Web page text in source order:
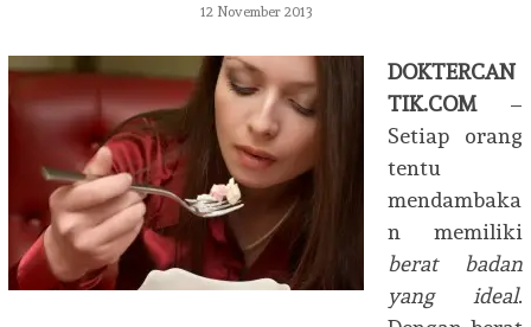
12 November 2013
DOKTERCAN
TIK.COM–
Setiap orang
tentu
mendambaka
n memiliki
berat badan
yang ideal.